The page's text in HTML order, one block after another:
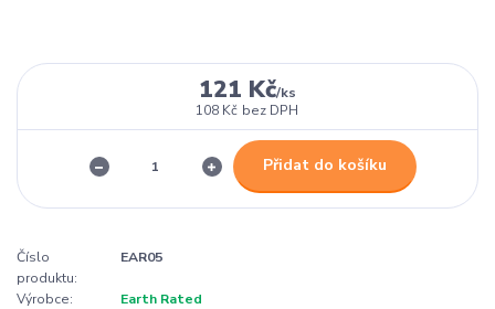
121 Kč/ks
108 Kč bez DPH
Přidat do košíku
Číslo
produktu:
EAR05
Výrobce:
Earth Rated